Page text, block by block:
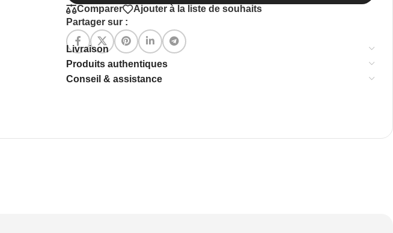
Comparer
Ajouter à la liste de souhaits
Partager sur :
Livraison
Produits authentiques
Conseil & assistance